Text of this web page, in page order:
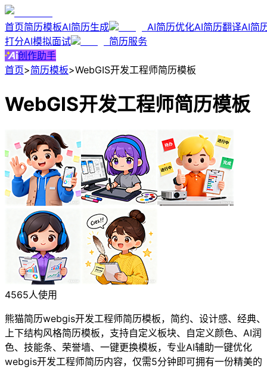
首页简历模板AI简历生成 AI简历优化AI简历翻译AI简
打分AI模拟面试
简历服务
创作助手
首页>简历模板>WebGIS开发工程师简历模板
WebGIS开发工程师简历模板
4565人使用
熊猫简历webgis开发工程师简历模板，简约、设计感、经典、
上下结构风格简历模板，支持自定义板块、自定义颜色、AI润
色、技能条、荣誉墙、一键更换模板，专业AI辅助一键优化
webgis开发工程师简历内容，仅需5分钟即可拥有一份精美的